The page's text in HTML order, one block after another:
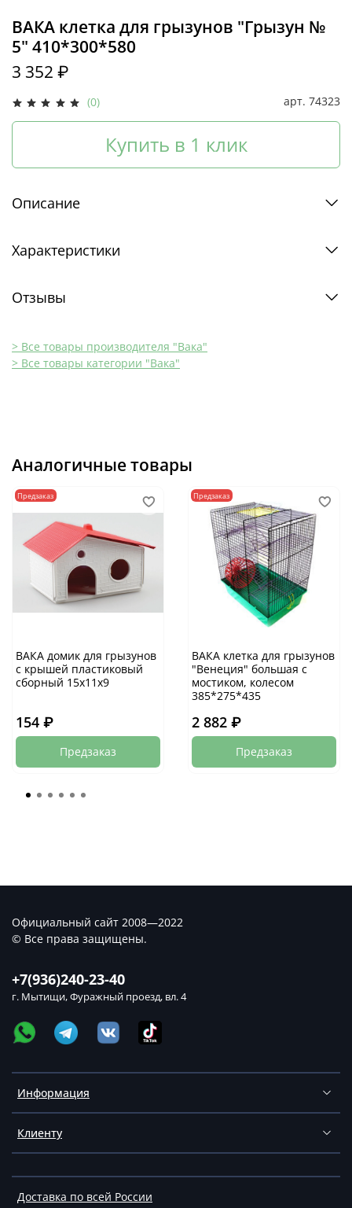
(0) арт. 74323
ВАКА клетка для грызунов "Грызун №
5" 410*300*580
3 352 ₽
Купить в 1 клик
Описание
Характеристики
Отзывы
> Все товары производителя "Вака"
> Все товары категории "Вака"
Аналогичные товары
Предзаказ
ВАКА домик для грызунов
с крышей пластиковый
сборный 15х11х9
154 ₽
Предзаказ
Предзаказ
ВАКА клетка для грызунов
"Венеция" большая с
мостиком, колесом
385*275*435
2 882 ₽
Предзаказ
Информация
Клиенту
Доставка по всей России
+7(936)240-23-40
г. Мытищи, Фуражный проезд, вл. 4
Официальный сайт 2008—2022
© Все права защищены.